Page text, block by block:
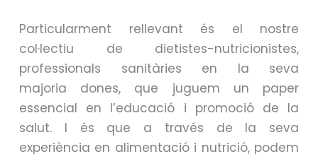
Particularment rellevant és el nostre
col·lectiu de dietistes-nutricionistes,
professionals sanitàries en la seva
majoria dones, que juguem un paper
essencial en l’educació i promoció de la
salut. I és que a través de la seva
experiència en alimentació i nutrició, podem